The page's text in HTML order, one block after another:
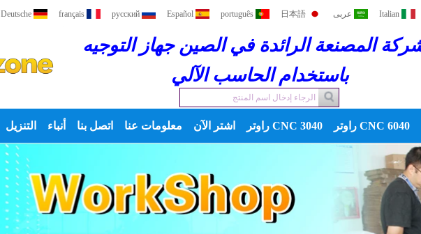
Deutsche français русский Español português 日本語 عربى Italian
المصنعة الرائدة في الصين جهاز التوجيه
باستخدام الحاسب الآلي
6040 CNC راوتر 3040 CNC راوتر اشتر الآن معلومات عنا اتصل بنا أنباء التنزيل